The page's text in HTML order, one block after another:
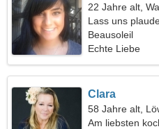
22 Jahre alt,
Lass uns
Beausoleil
Echte Liebe
Clara
58 Jahre alt,
Am liebsten